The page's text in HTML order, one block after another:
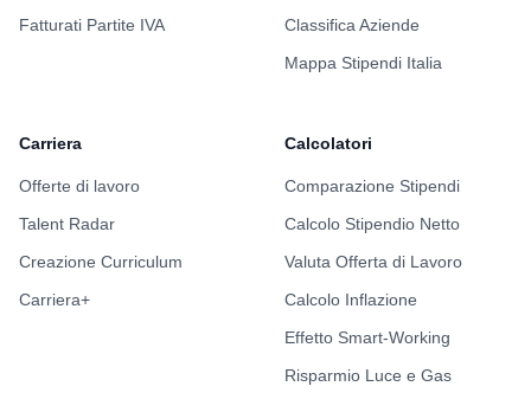
Fatturati Partite IVA
Classifica Aziende
Mappa Stipendi Italia
Carriera
Offerte di lavoro
Talent Radar
Creazione Curriculum
Carriera+
Calcolatori
Comparazione Stipendi
Calcolo Stipendio Netto
Valuta Offerta di Lavoro
Calcolo Inflazione
Effetto Smart-Working
Risparmio Luce e Gas